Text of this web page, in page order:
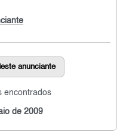
anunciante
encontrados
de 2009